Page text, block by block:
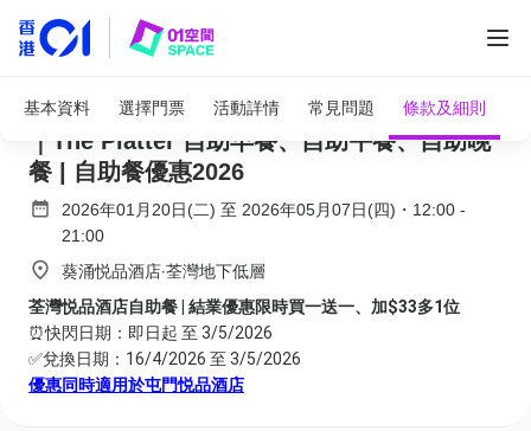
基本資料 選擇門票 活動詳情 常見問題 條款及細則
荃灣悦品酒店自助餐買一送一、加$33多1位
｜The Platter 自助早餐、自助午餐、自助晚
餐 | 自助餐優惠2026
2026年01月20日(二) 至 2026年05月07日(四) ・ 12:00 -
21:00
葵涌悦品酒店‧荃灣地下低層
荃灣悦品酒店自助餐 | 結業優惠限時買一送一、加$33多1位
⏰快閃日期：即日起 至 3/5/2026
✅兌換日期：16/4/2026 至 3/5/2026
優惠同時適用於屯門悦品酒店